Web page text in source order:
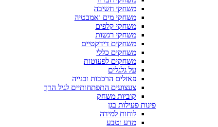
משחקי חשיבה
משחקי מים ואמבטיה
משחקי קלפים
משחקי רגשות
משחקים דידקטיים
משחקים כללי
משחקים לפעוטות
על גלגלים
פאזלים הרכבות ובנייה
צעצועים התפתחותיים לגיל הרך
קוביות משחק
פינות פעילות בגן
לוחות למידה
מדע וטבע